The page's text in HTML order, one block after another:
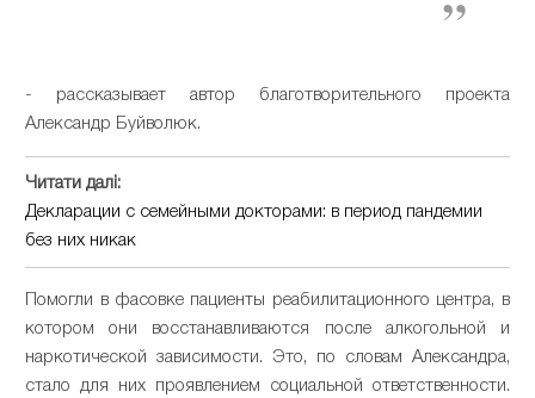
- рассказывает автор благотворительного проекта
Александр Буйволюк.
Читати далі:
Декларации с семейными докторами: в период пандемии
без них никак
Помогли в фасовке пациенты реабилитационного центра, в
котором они восстанавливаются после алкогольной и
наркотической зависимости. Это, по словам Александра,
стало для них проявлением социальной ответственности.